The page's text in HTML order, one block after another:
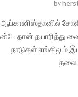
by
ஆப்கானிஸ்தானில்
தான் தயாரித்து
நாடுகள் எங்கிலும்